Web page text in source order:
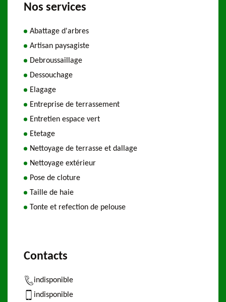
Nos services
Abattage d'arbres
Artisan paysagiste
Debroussaillage
Dessouchage
Elagage
Entreprise de terrassement
Entretien espace vert
Etetage
Nettoyage de terrasse et dallage
Nettoyage extérieur
Pose de cloture
Taille de haie
Tonte et refection de pelouse
Contacts
indisponible
indisponible